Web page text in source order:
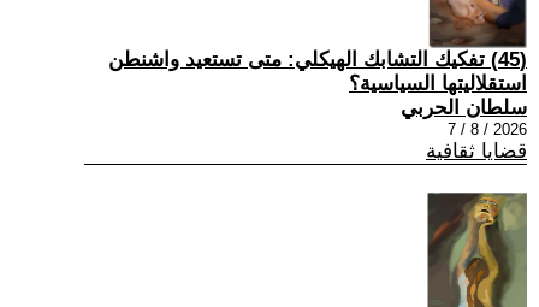
(45) تفكيك التشابك الهيكلي: متى تستعيد واشنطن
استقلاليتها السياسية؟
سلطان الحربي
2026 / 8 / 7
قضايا ثقافية